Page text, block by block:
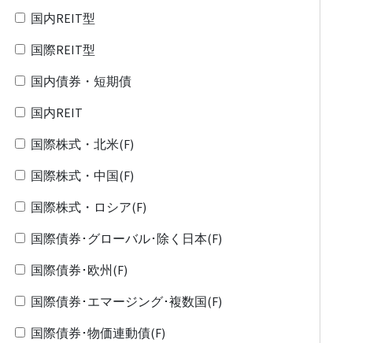
国内REIT型
国際REIT型
国内債券・短期債
国内REIT
国際株式・北米(F)
国際株式・中国(F)
国際株式・ロシア(F)
国際債券･グローバル･除く日本(F)
国際債券･欧州(F)
国際債券･エマージング･複数国(F)
国際債券･物価連動債(F)